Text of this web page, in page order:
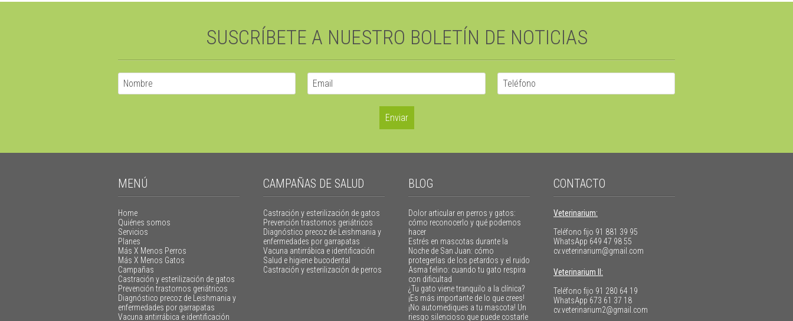
SUSCRÍBETE A NUESTRO BOLETÍN DE NOTICIAS
MENÚ
Home
Quiénes somos
Servicios
Planes
Más X Menos Perros
Más X Menos Gatos
Campañas
Castración y esterilización de gatos
Prevención trastornos geriátricos
Diagnóstico precoz de Leishmania y
enfermedades por garrapatas
Vacuna antirrábica e identificación
CAMPAÑAS DE SALUD
Castración y esterilización de gatos
Prevención trastornos geriátricos
Diagnóstico precoz de Leishmania y
enfermedades por garrapatas
Vacuna antirrábica e identificación
Salud e higiene bucodental
Castración y esterilización de perros
BLOG
Dolor articular en perros y gatos:
cómo reconocerlo y qué podemos
hacer
Estrés en mascotas durante la
Noche de San Juan: cómo
protegerlas de los petardos y el ruido
Asma felino: cuando tu gato respira
con dificultad
¿Tu gato viene tranquilo a la clínica?
¡Es más importante de lo que crees!
¡No automediques a tu mascota! Un
riesgo silencioso que puede costarle
CONTACTO
Veterinarium:
Teléfono fijo 91 881 39 95
WhatsApp 649 47 98 55
cv.veterinarium@gmail.com
Veterinarium II:
Teléfono fijo 91 280 64 19
WhatsApp 673 61 37 18
cv.veterinarium2@gmail.com